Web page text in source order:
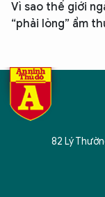
Vì sao thế giới
“phải lòng” ẩm
82 Lý